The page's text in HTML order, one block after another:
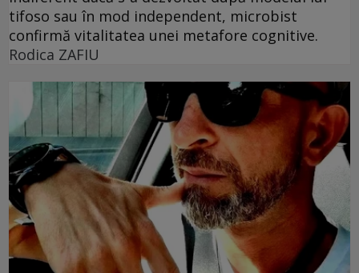
tifoso sau în mod independent, microbist
confirmă vitalitatea unei metafore cognitive.
Rodica ZAFIU